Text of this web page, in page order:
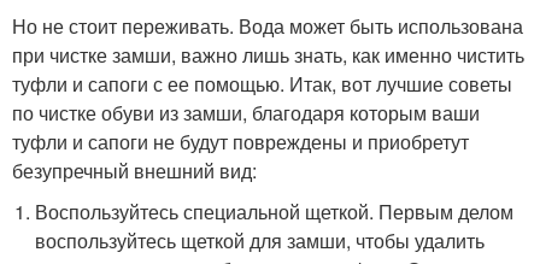
Но не стоит переживать. Вода может быть использована
при чистке замши, важно лишь знать, как именно чистить
туфли и сапоги с ее помощью. Итак, вот лучшие советы
по чистке обуви из замши, благодаря которым ваши
туфли и сапоги не будут повреждены и приобретут
безупречный внешний вид:
Воспользуйтесь специальной щеткой. Первым делом
воспользуйтесь щеткой для замши, чтобы удалить